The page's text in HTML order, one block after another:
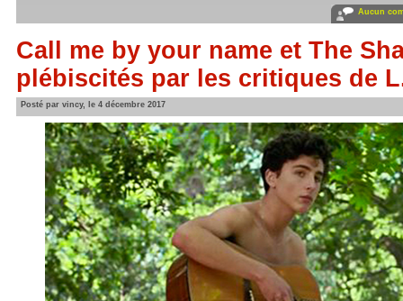
Aucun
Call me by your name et The
plébiscités par les critiques de
Posté par vincy, le 4 décembre 2017